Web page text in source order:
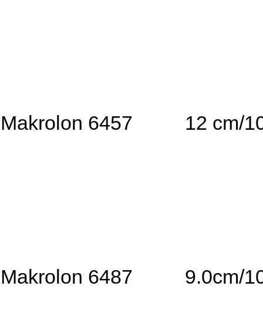
Makrolon 6457 12 cm/
Makrolon 6487 9.0cm/